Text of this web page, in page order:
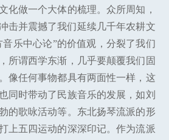
化做一个大体的梳理。众所周知，
击并震撼了我们延续几千年农耕文
乐中心论”的价值观，分裂了我们
所谓西学东渐，几乎要颠覆我们固
像任何事物都具有两面性一样，这
同时带动了民族音乐的发展，如刘
的歌咏活动等。东北扬琴流派的形
上五四运动的深深印记。作为流派